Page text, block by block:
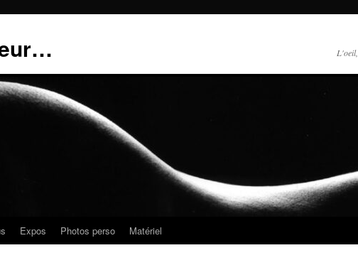
Expos Photos perso Matériel